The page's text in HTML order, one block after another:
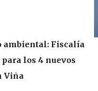
ambiental: Fiscalía
los 4 nuevos
Viña